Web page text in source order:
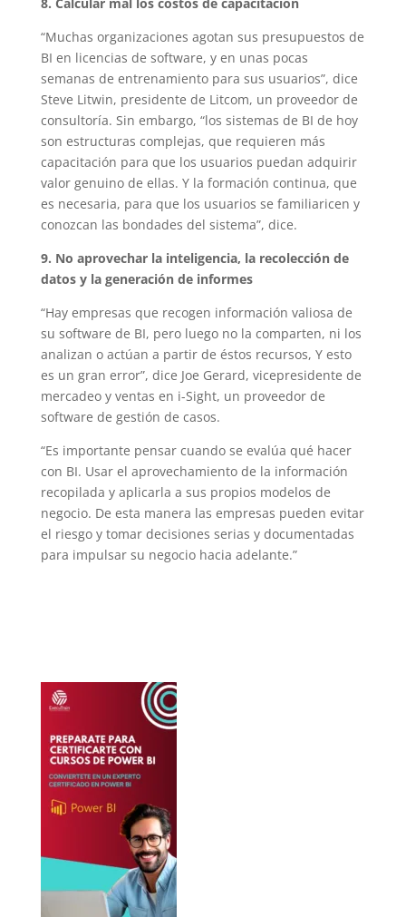
“Muchas organizaciones agotan sus presupuestos de
BI en licencias de software, y en unas pocas
semanas de entrenamiento para sus usuarios”, dice
Steve Litwin, presidente de Litcom, un proveedor de
consultoría. Sin embargo, “los sistemas de BI de hoy
son estructuras complejas, que requieren más
capacitación para que los usuarios puedan adquirir
valor genuino de ellas. Y la formación continua, que
es necesaria, para que los usuarios se familiaricen y
conozcan las bondades del sistema”, dice.
9. No aprovechar la inteligencia, la recolección de
datos y la generación de informes
“Hay empresas que recogen información valiosa de
su software de BI, pero luego no la comparten, ni los
analizan o actúan a partir de éstos recursos, Y esto
es un gran error”, dice Joe Gerard, vicepresidente de
mercadeo y ventas en i-Sight, un proveedor de
software de gestión de casos.
“Es importante pensar cuando se evalúa qué hacer
con BI. Usar el aprovechamiento de la información
recopilada y aplicarla a sus propios modelos de
negocio. De esta manera las empresas pueden evitar
el riesgo y tomar decisiones serias y documentadas
para impulsar su negocio hacia adelante.”